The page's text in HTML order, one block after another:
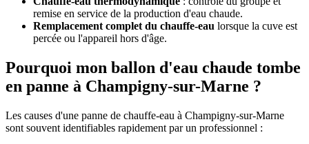
remise en service de la production d'eau chaude.
Remplacement complet du chauffe-eau lorsque la cuve est
percée ou l'appareil hors d'âge.
Pourquoi mon ballon d'eau chaude tombe
en panne à Champigny-sur-Marne ?
Les causes d'une panne de chauffe-eau à Champigny-sur-Marne
sont souvent identifiables rapidement par un professionnel :